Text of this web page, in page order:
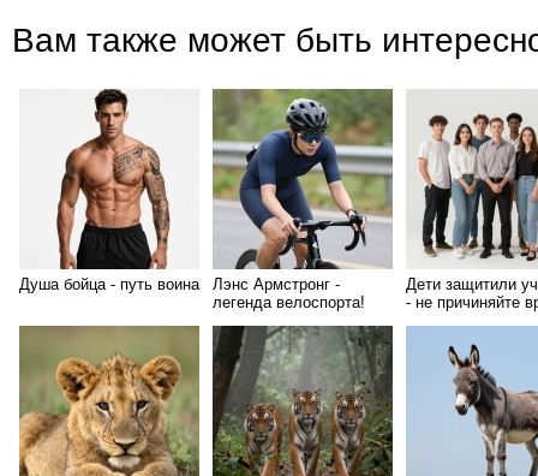
Вам также может быть
Душа бойца - путь воина
Лэнс Армстронг -
легенда велоспорта!
Дети защитили
- не причиняйте